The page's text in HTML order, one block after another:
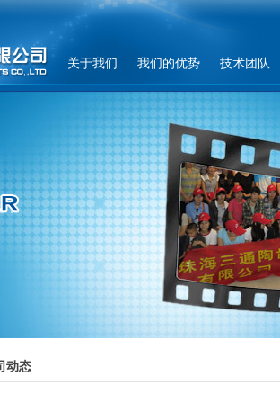
关于我们 我们的优势 技术团队
动态